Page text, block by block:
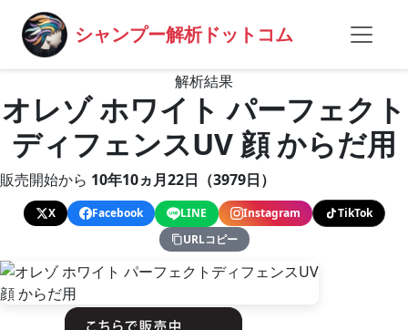
シャンプー解析ドットコム
解析結果
オレゾ ホワイト パーフェクト
ディフェンスUV 顔 からだ用
販売開始から 10年10ヵ月22日（3979日）
X Facebook LINE Instagram
TikTok
URLコピー